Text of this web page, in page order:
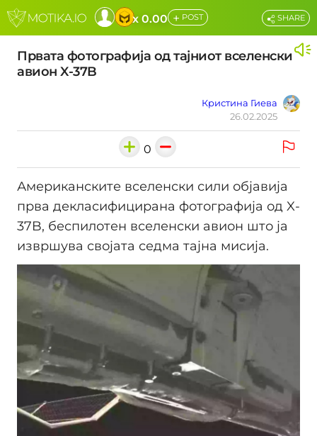
x 0.00 + POST
Првата фотографија од тајниот вселенски
авион X-37B
Кристина Гиева
26.02.2025
SHARE
0
Американските вселенски сили објавија
прва декласифицирана фотографија од X-
37B, беспилотен вселенски авион што ја
извршува својата седма тајна мисија.